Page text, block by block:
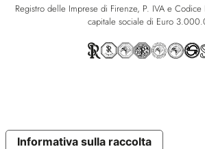
Registro delle Imprese di Firenze, P. IVA e
capitale sociale di Euro
Informativa sulla raccolta